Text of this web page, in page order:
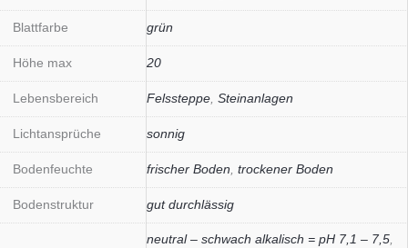
Blattfarbe grün
Höhe max 20
Lebensbereich Felssteppe Steinanlagen
Lichtansprüche sonnig
Bodenfeuchte frischer Boden trockener Boden
Bodenstruktur gut durchlässig
neutral – schwach alkalisch = pH 7,1 – 7,5